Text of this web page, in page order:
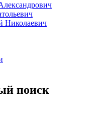
Николаевич
поиск